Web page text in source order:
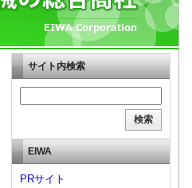
サイト内検索
EIWA
PRサイト